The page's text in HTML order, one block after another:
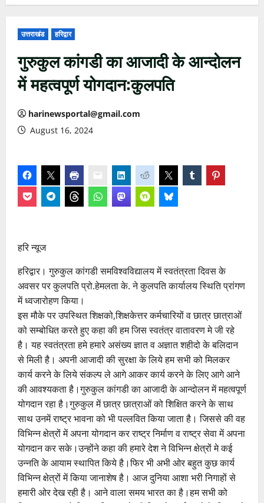
उत्तराखंड हरिद्वार
गुरुकुल कांगडी का आजादी के आन्दोलन
में महत्वपूर्ण योगदान:कुलपति
harinewsportal@gmail.com
August 16, 2024
हरि न्यूज
हरिद्वार। गुरुकुल कांगडी समविश्वविद्यालय में स्वतंत्रता दिवस के
अवसर पर कुलपति प्रो.हेमलता के. ने कुलपति कार्यालय स्थिति प्रांगण
में ध्वजारोहण किया।
इस मौके पर उपस्थित शिक्षको,शिक्षकेत्तर कर्मचारियों व छात्र छात्राओं
को सम्बोधित करते हुए कहा की हम जिस स्वतंत्र वातावरण मे जी रहे
है। यह स्वतंत्रता हमे हमारे असंख्य ज्ञात व अज्ञात शहीदो के बलिदान
से मिली है। अपनी आजादी की सुरक्षा के लिये हम सभी को मिलकर
कार्य करने के लिये संकल्प ले आगे आकर कार्य करने के लिए आगे आने
की आवश्यकता है।गुरुकुल कांगडी का आजादी के आन्दोलन में महत्वपूर्ण
योगदान रहा है।गुरुकुल में छात्र छात्राओं को शिक्षित करने के साथ
साथ उनमें राष्ट्र भावना को भी पल्लवित किया जाता है। जिससे की वह
विभिन्न क्षेत्रों में अपना योगदान कर राष्ट्र निर्माण व राष्ट्र सेवा में अपना
योगदान कर सके।उन्होंने कहा की हमारे देश ने विभिन्न क्षेत्रों मे कई
उन्नति के आयाम स्थापित किये है।फिर भी अभी ओर बहुत कुछ कार्य
विभिन्न क्षेत्रों में किया जानाशेष है। आज दुनिया आशा भरी निगाहों से
हमारी ओर देख रही है। आने वाला समय भारत का है।हम सभी को